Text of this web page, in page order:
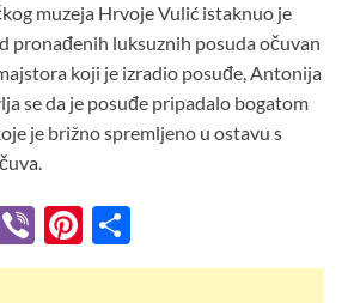
muzeja Hrvoje Vulić istaknuo je
pronađenih luksuznih posuda očuvan
koji je izradio posuđe, Antonija
se da je posuđe pripadalo bogatom
je brižno spremljeno u ostavu s
Vi
b
Pi
nt h